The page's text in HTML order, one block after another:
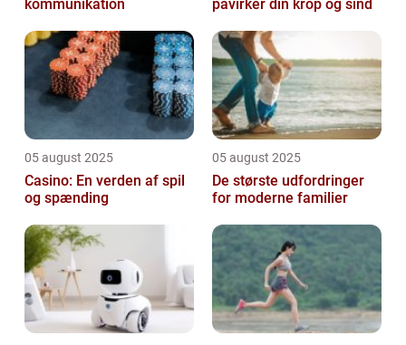
kommunikation påvirker din krop og sind
05 august 2025
Casino: En verden af spil
og spænding
05 august 2025
De største udfordringer
for moderne familier